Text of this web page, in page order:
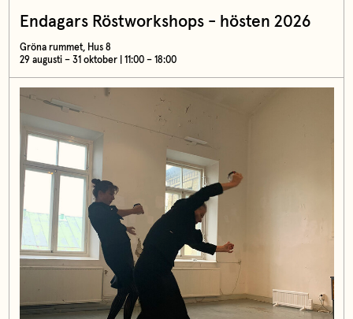
Endagars Röstworkshops - hösten 2026
Gröna rummet, Hus 8
29 augusti – 31 oktober | 11:00 – 18:00